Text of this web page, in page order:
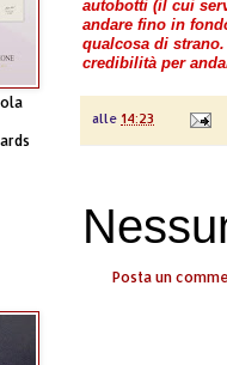
autobotti (il cui
andare fino in
qualcosa di
credibilità per
alle 14:23
Posta un